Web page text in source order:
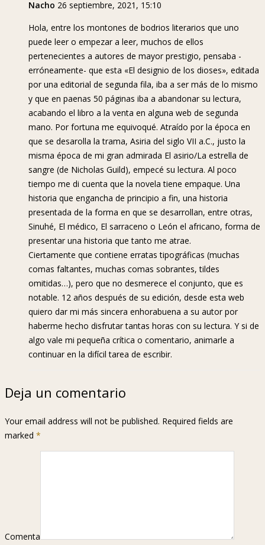
Nacho 26 septiembre, 2021, 15:10
Hola, entre los montones de bodrios literarios que uno
puede leer o empezar a leer, muchos de ellos
pertenecientes a autores de mayor prestigio, pensaba -
erróneamente- que esta «El designio de los dioses», editada
por una editorial de segunda fila, iba a ser más de lo mismo
y que en paenas 50 páginas iba a abandonar su lectura,
acabando el libro a la venta en alguna web de segunda
mano. Por fortuna me equivoqué. Atraído por la época en
que se desarolla la trama, Asiria del siglo VII a.C., justo la
misma época de mi gran admirada El asirio/La estrella de
sangre (de Nicholas Guild), empecé su lectura. Al poco
tiempo me di cuenta que la novela tiene empaque. Una
historia que engancha de principio a fin, una historia
presentada de la forma en que se desarrollan, entre otras,
Sinuhé, El médico, El sarraceno o León el africano, forma de
presentar una historia que tanto me atrae.
Ciertamente que contiene erratas tipográficas (muchas
comas faltantes, muchas comas sobrantes, tildes
omitidas…), pero que no desmerece el conjunto, que es
notable. 12 años después de su edición, desde esta web
quiero dar mi más sincera enhorabuena a su autor por
haberme hecho disfrutar tantas horas con su lectura. Y si de
algo vale mi pequeña crítica o comentario, animarle a
continuar en la difícil tarea de escribir.
Deja un comentario
Your email address will not be published. Required fields are
marked *
Comenta